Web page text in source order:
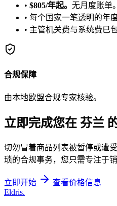
• $805/年起。 无月度账单。
• 每个国家一笔透明的年
• 主管机关费与系统费已
合规保障
由本地欧盟合规专家核验。
立即完成您在 芬兰
切勿冒着商品列表被暂停或遭
琐的合规事务，您只需专注于
立即开始
查看价格信息
Eldris.